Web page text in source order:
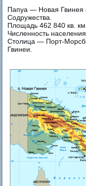
Папуа — Новая
Содружества.
Площадь 462 840 кв. км.
Численность
Столица — Порт-
Гвинеи.